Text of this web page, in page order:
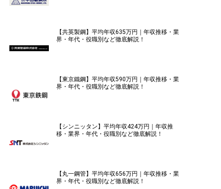
【共英製鋼】平均年収635万円｜年収推移・業
界・年代・役職別など徹底解説！
【東京鐵鋼】平均年収590万円｜年収推移・業
界・年代・役職別など徹底解説！
【シンニッタン】平均年収424万円｜年収推
移・業界・年代・役職別など徹底解説！
【丸一鋼管】平均年収656万円｜年収推移・業
界・年代・役職別など徹底解説！